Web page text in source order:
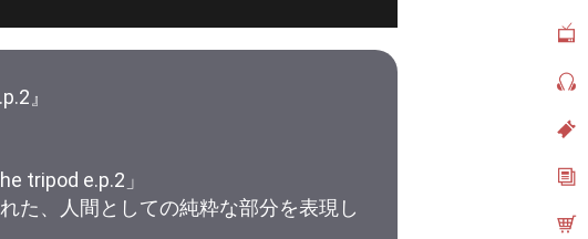
』
tripod e.p.2」
た、人間としての純粋な部分を表現し